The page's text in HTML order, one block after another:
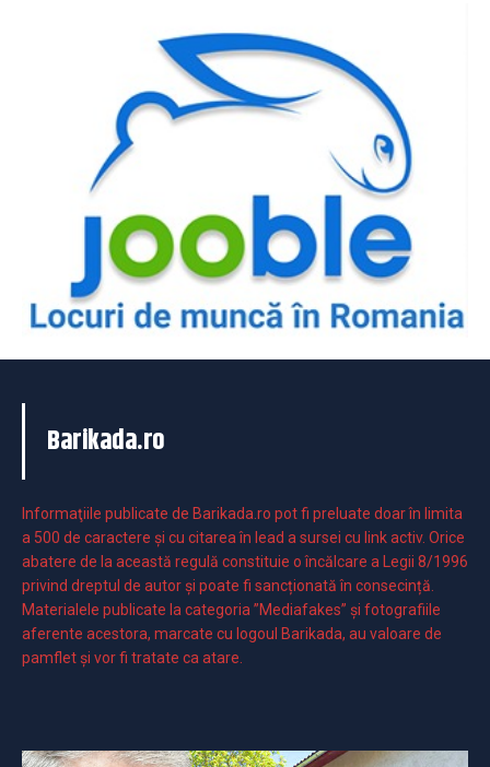
Barikada.ro
Informaţiile publicate de Barikada.ro pot fi preluate doar în limita
a 500 de caractere şi cu citarea în lead a sursei cu link activ. Orice
abatere de la această regulă constituie o încălcare a Legii 8/1996
privind dreptul de autor și poate fi sancționată în consecință.
Materialele publicate la categoria ”Mediafakes” și fotografiile
aferente acestora, marcate cu logoul Barikada, au valoare de
pamflet și vor fi tratate ca atare.